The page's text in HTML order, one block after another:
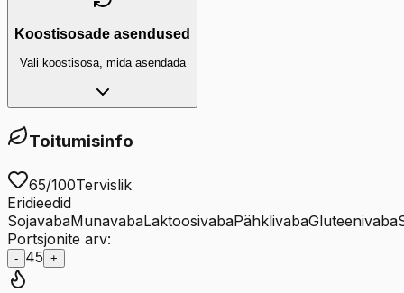
Koostisosade asendused
Vali koostisosa, mida asendada
Toitumisinfo
65/100Tervislik
Eridieedid
SojavabaMunavabaLaktoosivabaPähklivabaGluteenivaba
Portsjonite arv:
- 45 +